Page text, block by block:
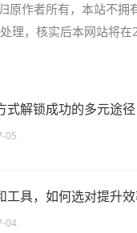
原作者所有，本站不
理，核实后本网站将
式解锁成功的多元途径
05
工具，如何选对提升
04